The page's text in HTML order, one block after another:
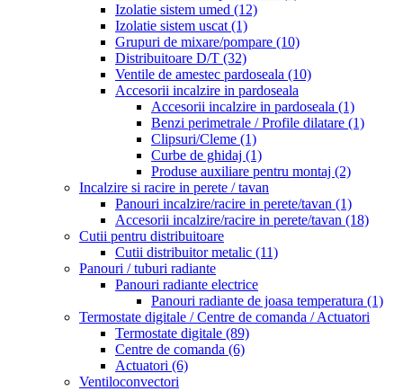
Izolatie sistem umed (12)
Izolatie sistem uscat (1)
Grupuri de mixare/pompare (10)
Distribuitoare D/T (32)
Ventile de amestec pardoseala (10)
Accesorii incalzire in pardoseala
Accesorii incalzire in pardoseala (1)
Benzi perimetrale / Profile dilatare (1)
Clipsuri/Cleme (1)
Curbe de ghidaj (1)
Produse auxiliare pentru montaj (2)
Incalzire si racire in perete / tavan
Panouri incalzire/racire in perete/tavan (1)
Accesorii incalzire/racire in perete/tavan (18)
Cutii pentru distribuitoare
Cutii distribuitor metalic (11)
Panouri / tuburi radiante
Panouri radiante electrice
Panouri radiante de joasa temperatura (1)
Termostate digitale / Centre de comanda / Actuatori
Termostate digitale (89)
Centre de comanda (6)
Actuatori (6)
Ventiloconvectori